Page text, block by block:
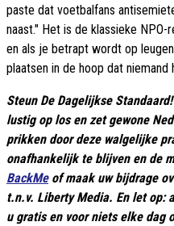
paste dat voetbalfans
naast." Het is de klassieke
en als je betrapt wordt op
plaatsen in de hoop dat niemand
Steun De Dagelijkse
lustig op los en zet gewone
prikken door deze walgelijke
onafhankelijk te blijven en de
BackMeof maak uw bijdrage
t.n.v. Liberty Media. En let op:
u gratis en voor niets elke dag